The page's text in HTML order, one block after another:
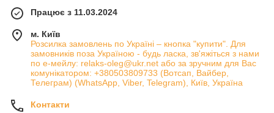
Працює з 11.03.2024
м. Київ
Розсилка замовлень по Україні – кнопка "купити". Для
замовників поза Україною - будь ласка, зв'яжіться з нами
по е-мейлу: relaks-oleg@ukr.net або за зручним для Вас
комунікатором: +380503809733 (Вотсап, Вайбер,
Телеграм) (WhatsApp, Viber, Telegram), Київ, Україна
Контакти